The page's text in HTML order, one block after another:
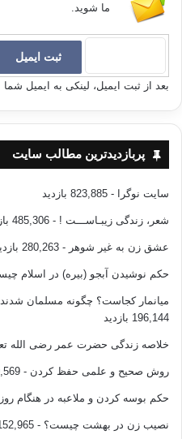
ما شوید.
بعد از ثبت ایمیل، لینکی به ایمیل شما
پربازدیدترین مطالب سایت
سایت نوگرا - 823,885 بازدید
شعر، زندگی زیبـاســـت ! - 485,306 بازدید
عشق زن به غیر شوهر - 280,263 بازدید
حکم نوشیدن آبجو (بیره) در اسلام
میانمار کجاست؟ چگونه مسلمان
196,144 بازدید
خلاصه زندگی حضرت عمر رضی الله
روش صحیح و علمی حفظ کردن - 180,569 بازدید
حکم بوسه کردن و ملاعبه در هنگام
نصیب زن در بهشت چیست؟ - 152,965 بازدید